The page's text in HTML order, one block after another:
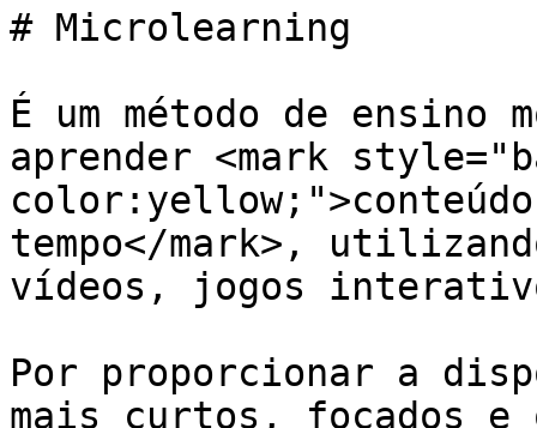
# Microlearning
É um método de ensino
aprender <mark
tempo</mark>,
vídeos, jogos
Por proporcionar a
mais curtos, focados